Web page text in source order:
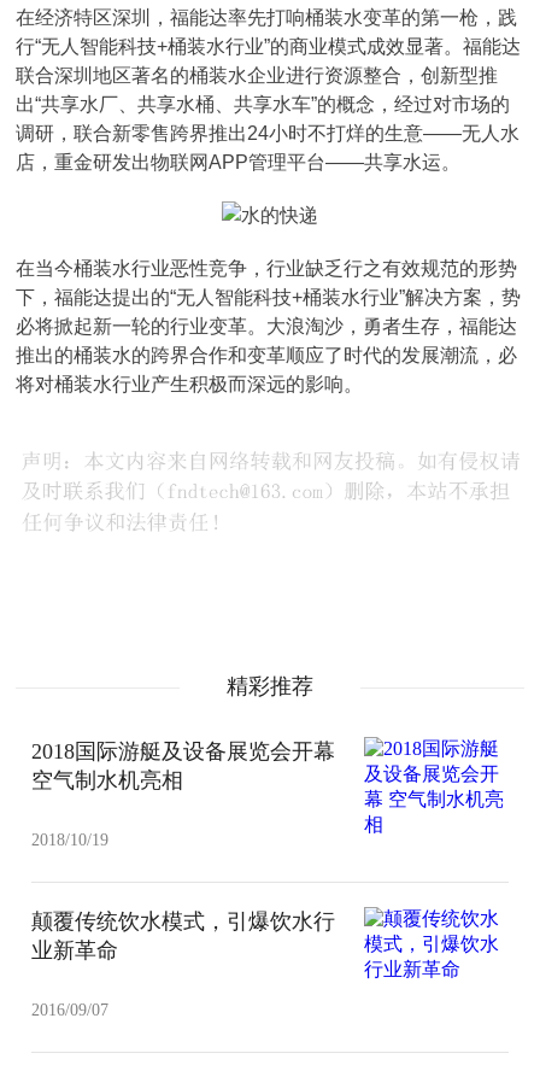
在经济特区深圳，福能达率先打响桶装水变革的第一枪，践
行“无人智能科技+桶装水行业”的商业模式成效显著。福能达
联合深圳地区著名的桶装水企业进行资源整合，创新型推
出“共享水厂、共享水桶、共享水车”的概念，经过对市场的
调研，联合新零售跨界推出24小时不打烊的生意——无人水
店，重金研发出物联网APP管理平台——共享水运。
在当今桶装水行业恶性竞争，行业缺乏行之有效规范的形势
下，福能达提出的“无人智能科技+桶装水行业”解决方案，势
必将掀起新一轮的行业变革。大浪淘沙，勇者生存，福能达
推出的桶装水的跨界合作和变革顺应了时代的发展潮流，必
将对桶装水行业产生积极而深远的影响。
精彩推荐
2018国际游艇及设备展览会开幕
空气制水机亮相
2018/10/19
颠覆传统饮水模式，引爆饮水行
业新革命
2016/09/07